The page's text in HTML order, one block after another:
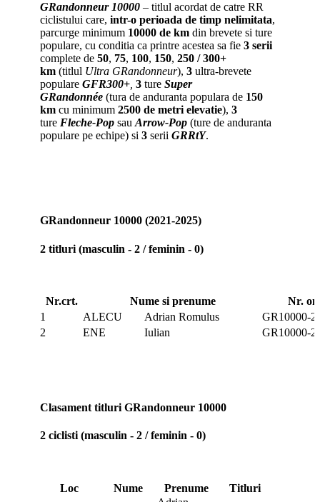
GRandonneur 10000 – titlul acordat de catre RR
ciclistului care, intr-o perioada de timp nelimitata,
parcurge minimum 10000 de km din brevete si ture
populare, cu conditia ca printre acestea sa fie 3 serii
complete de 50, 75, 100, 150, 250 / 300+
km (titlul Ultra GRandonneur), 3 ultra-brevete
populare GFR300+ 3 ture Super
GRandonnée (tura de anduranta populara de 150
km cu minimum 2500 de metri elevatie), 3
ture Fleche-Pop sau Arrow-Pop (ture de anduranta
populare pe echipe) si 3 serii GRRtY.
GRandonneur 10000 (2021-2025)
2 titluri (masculin - 2 / feminin - 0)
Nr.crt. Nume si prenume
Nr.
1
ALECU Adrian Romulus
GR10000-
2
ENE Iulian GR10000-
Clasament titluri GRandonneur 10000
2 ciclisti (masculin - 2 / feminin - 0)
Loc Nume Prenume
Titluri